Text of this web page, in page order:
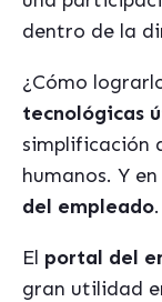
dentro de la
¿Cómo
tecnológicas
simplificación
humanos. Y
del empleado.
El portal del
gran utilidad